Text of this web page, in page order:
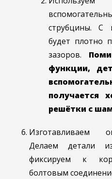
струбцины. С
будет плотно
зазоров.
функции,
получается
решётки с
Изготавливаем
Делаем детали
фиксируем к
болтовым